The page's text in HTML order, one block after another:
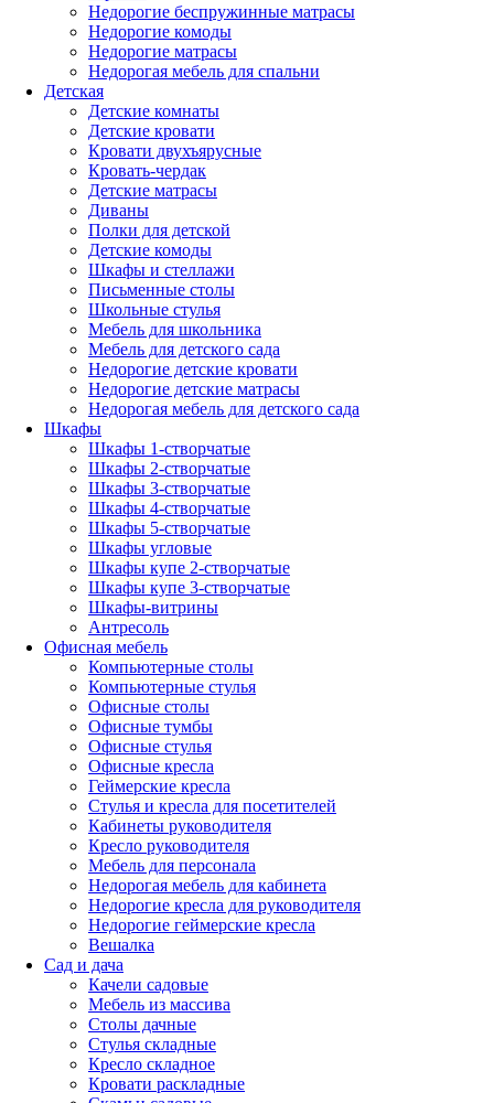
Недорогие беспружинные матрасы
Недорогие комоды
Недорогие матрасы
Недорогая мебель для спальни
Детская
Детские комнаты
Детские кровати
Кровати двухъярусные
Кровать-чердак
Детские матрасы
Диваны
Полки для детской
Детские комоды
Шкафы и стеллажи
Письменные столы
Школьные стулья
Мебель для школьника
Мебель для детского сада
Недорогие детские кровати
Недорогие детские матрасы
Недорогая мебель для детского сада
Шкафы
Шкафы 1-створчатые
Шкафы 2-створчатые
Шкафы 3-створчатые
Шкафы 4-створчатые
Шкафы 5-створчатые
Шкафы угловые
Шкафы купе 2-створчатые
Шкафы купе 3-створчатые
Шкафы-витрины
Антресоль
Офисная мебель
Компьютерные столы
Компьютерные стулья
Офисные столы
Офисные тумбы
Офисные стулья
Офисные кресла
Геймерские кресла
Стулья и кресла для посетителей
Кабинеты руководителя
Кресло руководителя
Мебель для персонала
Недорогая мебель для кабинета
Недорогие кресла для руководителя
Недорогие геймерские кресла
Вешалка
Сад и дача
Качели садовые
Мебель из массива
Столы дачные
Стулья складные
Кресло складное
Кровати раскладные